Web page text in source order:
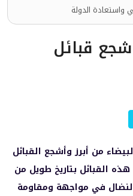
واستعادة الدولة
قبائل
من أبرز وأشجع القبائل
القبائل بتاريخ طويل من
في مواجهة ومقاومة